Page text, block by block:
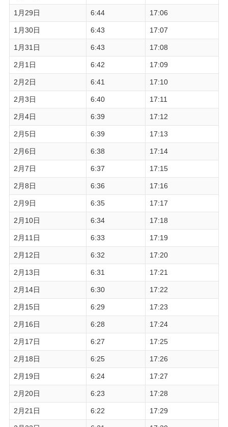
1月29日 6:44 17:06
1月30日 6:43 17:07
1月31日 6:43 17:08
2月1日 6:42 17:09
2月2日 6:41 17:10
2月3日 6:40 17:11
2月4日 6:39 17:12
2月5日 6:39 17:13
2月6日 6:38 17:14
2月7日 6:37 17:15
2月8日 6:36 17:16
2月9日 6:35 17:17
2月10日 6:34 17:18
2月11日 6:33 17:19
2月12日 6:32 17:20
2月13日 6:31 17:21
2月14日 6:30 17:22
2月15日 6:29 17:23
2月16日 6:28 17:24
2月17日 6:27 17:25
2月18日 6:25 17:26
2月19日 6:24 17:27
2月20日 6:23 17:28
2月21日 6:22 17:29